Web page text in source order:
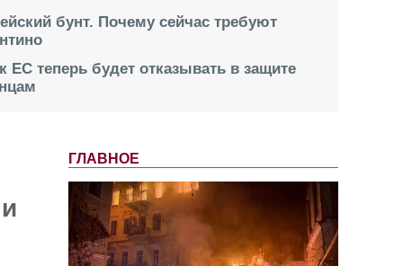
бунт. Почему сейчас требуют
ЕС теперь будет отказывать в защите
ГЛАВНОЕ